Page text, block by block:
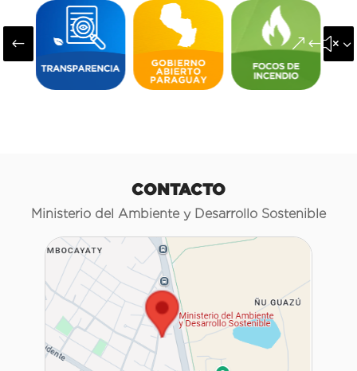
#
CONTACTO
Ministerio del Ambiente y Desarrollo Sostenible